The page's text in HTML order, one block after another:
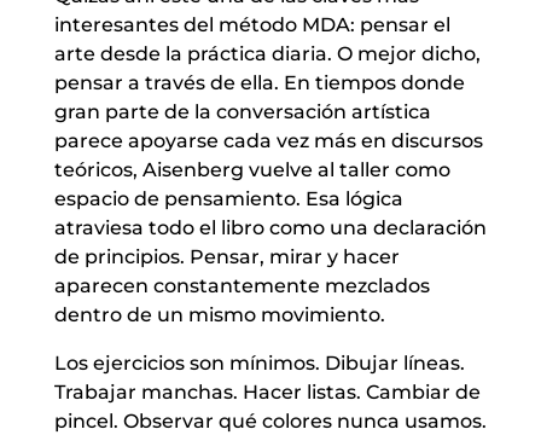
interesantes del método MDA: pensar el
arte desde la práctica diaria. O mejor dicho,
pensar a través de ella. En tiempos donde
gran parte de la conversación artística
parece apoyarse cada vez más en discursos
teóricos, Aisenberg vuelve al taller como
espacio de pensamiento. Esa lógica
atraviesa todo el libro como una declaración
de principios. Pensar, mirar y hacer
aparecen constantemente mezclados
dentro de un mismo movimiento.
Los ejercicios son mínimos. Dibujar líneas.
Trabajar manchas. Hacer listas. Cambiar de
pincel. Observar qué colores nunca usamos.